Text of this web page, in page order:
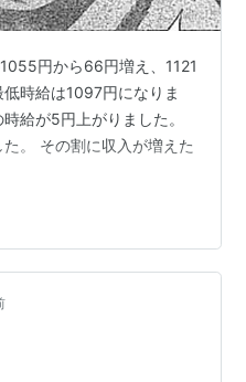
円から66円増え、1121
時給は1097円になりま
給が5円上がりました。
。 その割に収入が増えた